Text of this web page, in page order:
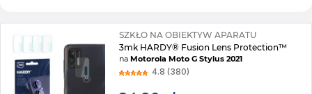
SZKŁO NA OBIEKTYW APARATU
3mk HARDY® Fusion Lens Protection™
naMotorola Moto G Stylus 2021
4.8 (380)